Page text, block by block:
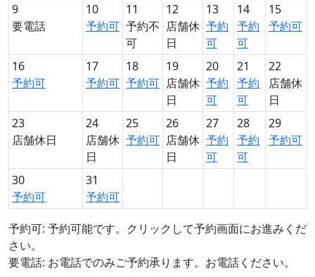
9
要電話
10
予約可
11
予約不
可
12
店舗休
日
13
予約
可
14
予約
可
15
予約可
16
予約可
17
予約可
18
予約可
19
店舗休
日
20
予約
可
21
予約
可
22
店舗休
日
23
店舗休日
24
店舗休
日
25
予約可
26
店舗休
日
27
予約
可
28
予約
可
29
予約可
30
予約可
31
予約可
予約可: 予約可能です。クリックして予約画面にお進みくだ
さい。
要電話: お電話でのみご予約承ります。お電話ください。